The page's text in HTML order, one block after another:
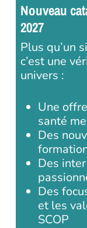
Nouveau
2027
Plus qu’un
c’est une
univers :
Une
santé
Des
Des
Des
et les
SCOP